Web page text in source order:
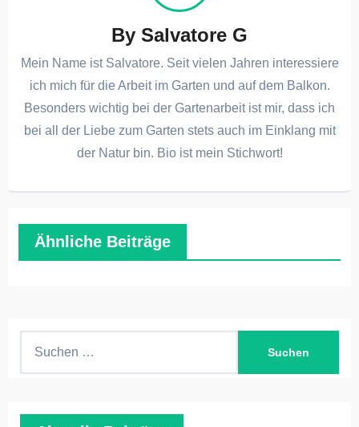
By Salvatore G
Mein Name ist Salvatore. Seit vielen Jahren interessiere
ich mich für die Arbeit im Garten und auf dem Balkon.
Besonders wichtig bei der Gartenarbeit ist mir, dass ich
bei all der Liebe zum Garten stets auch im Einklang mit
der Natur bin. Bio ist mein Stichwort!
Ähnliche Beiträge